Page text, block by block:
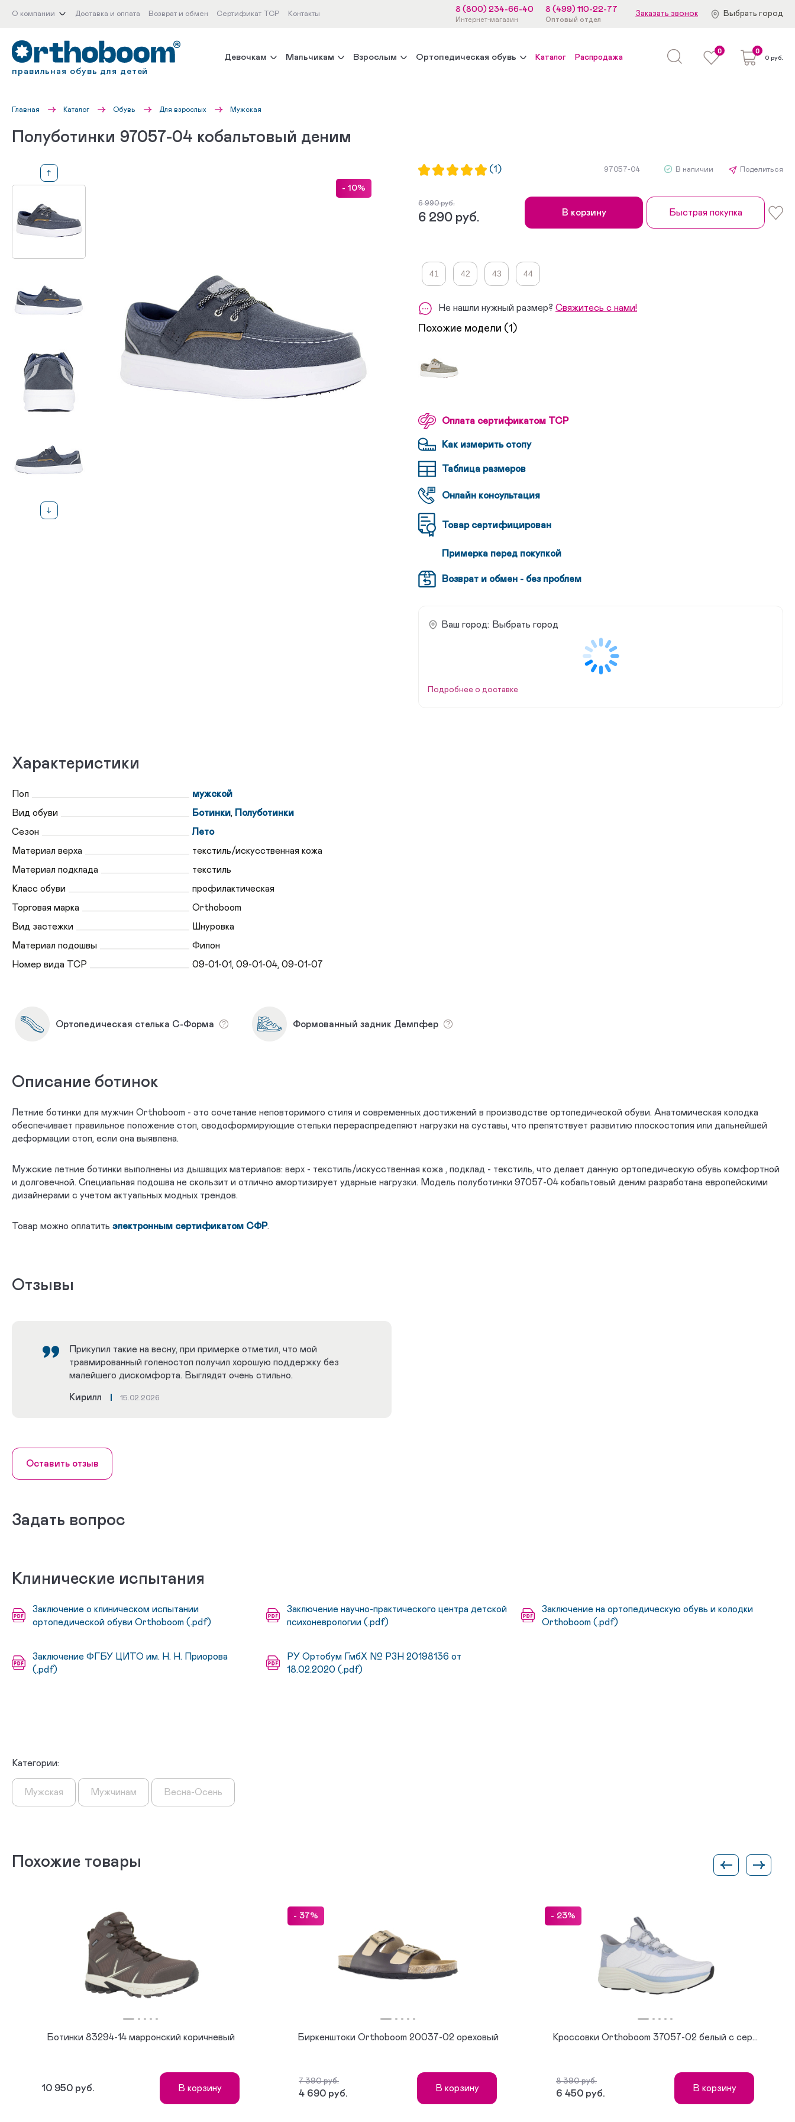
О компании Доставка и оплата Возврат и обмен Сертификат ТСР Контакты
8 (800) 234-66-40
Интернет-магазин
8 (499) 110-22-77
Оптовый отдел
Заказать звонок Выбрать город
правильная обувь для детей
Девочкам Мальчикам Взрослым Ортопедическая обувь Каталог Распродажа
0 0
0 руб.
Главная Каталог Обувь Для взрослых Мужская
Полуботинки 97057-04 кобальтовый деним
- 10%
(1) 97057-04 В наличии Поделиться
6 990 руб.
6 290 руб. В корзину Быстрая покупка
41 42 43 44
Не нашли нужный размер? Свяжитесь с нами!
Похожие модели (1)
Оплата сертификатом ТСР
Как измерить стопу
Таблица размеров
Онлайн консультация
Товар сертифицирован
Примерка перед покупкой
Возврат и обмен - без проблем
Ваш город: Выбрать город
Подробнее о доставке
Характеристики
Пол
мужской
Вид обуви
Ботинки, Полуботинки
Сезон
Лето
Материал верха
текстиль/искусственная кожа
Материал подклада
текстиль
Класс обуви
профилактическая
Торговая марка
Orthoboom
Вид застежки
Шнуровка
Материал подошвы
Филон
Номер вида ТСР
09-01-01, 09-01-04, 09-01-07
Ортопедическая стелька С-Форма Формованный задник Демпфер
Описание ботинок
Летние ботинки для мужчин Orthoboom - это сочетание неповторимого стиля и современных достижений в производстве ортопедической обуви. Анатомическая колодка
обеспечивает правильное положение стоп, сводоформирующие стельки перераспределяют нагрузки на суставы, что препятствует развитию плоскостопия или дальнейшей
деформации стоп, если она выявлена.
Мужские летние ботинки выполнены из дышащих материалов: верх - текстиль/искусственная кожа , подклад - текстиль, что делает данную ортопедическую обувь комфортной
и долговечной. Специальная подошва не скользит и отлично амортизирует ударные нагрузки. Модель полуботинки 97057-04 кобальтовый деним разработана европейскими
дизайнерами с учетом актуальных модных трендов.
Товар можно оплатить электронным сертификатом СФР.
Отзывы
Прикупил такие на весну, при примерке отметил, что мой
травмированный голеностоп получил хорошую поддержку без
малейшего дискомфорта. Выглядят очень стильно.
Кирилл 15.02.2026
Оставить отзыв
Задать вопрос
Клинические испытания
Заключение о клиническом испытании
ортопедической обуви Orthoboom (.pdf)
Заключение научно-практического центра детской
психоневрологии (.pdf)
Заключение на ортопедическую обувь и колодки
Orthoboom (.pdf)
Заключение ФГБУ ЦИТО им. Н. Н. Приорова
(.pdf)
РУ Ортобум ГмбХ № РЗН 20198136 от
18.02.2020 (.pdf)
Категории:
Мужская Мужчинам Весна-Осень
Похожие товары
Ботинки 83294-14 марронский коричневый
10 950 руб. В корзину
- 37%
Биркенштоки Orthoboom 20037-02 ореховый
7 390 руб.
4 690 руб.
В корзину
- 23%
Кроссовки Orthoboom 37057-02 белый с сер...
8 390 руб.
6 450 руб.
В корзину